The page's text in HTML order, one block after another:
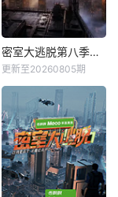
密室大逃脱第八季大神版
更新至20260805期